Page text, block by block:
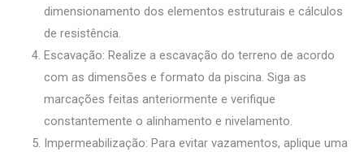
dimensionamento dos elementos estruturais e cálculos
de resistência.
Escavação: Realize a escavação do terreno de acordo
com as dimensões e formato da piscina. Siga as
marcações feitas anteriormente e verifique
constantemente o alinhamento e nivelamento.
Impermeabilização: Para evitar vazamentos, aplique uma